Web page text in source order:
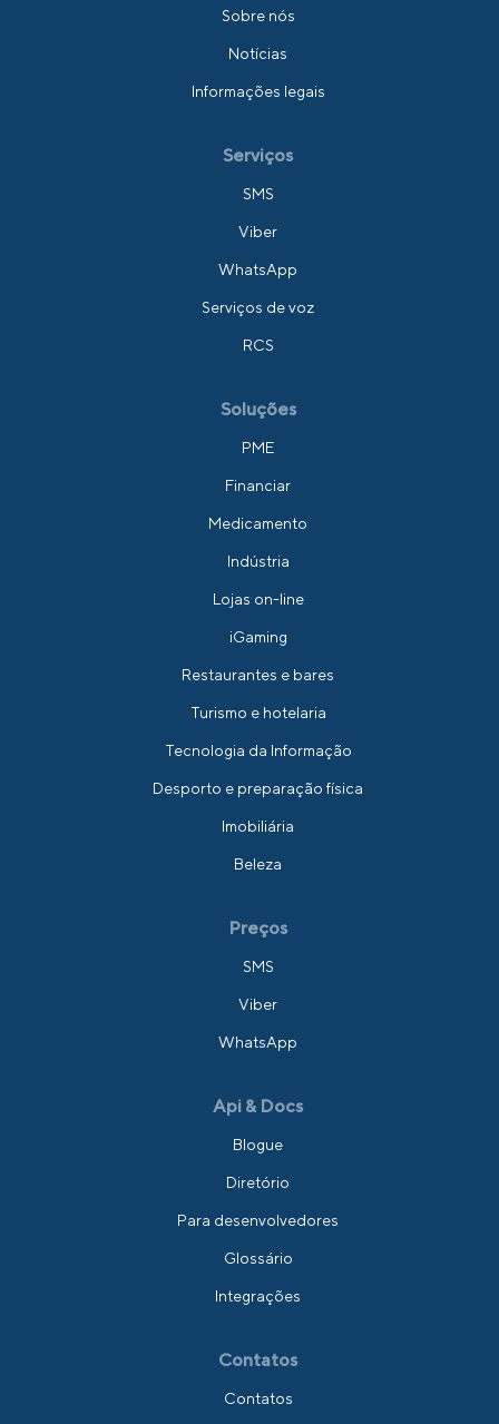
Sobre nós
Notícias
Informações legais
Serviços
SMS
Viber
WhatsApp
Serviços de voz
RCS
Soluções
PME
Financiar
Medicamento
Indústria
Lojas on-line
iGaming
Restaurantes e bares
Turismo e hotelaria
Tecnologia da Informação
Desporto e preparação física
Imobiliária
Beleza
Preços
SMS
Viber
WhatsApp
Api & Docs
Blogue
Diretório
Para desenvolvedores
Glossário
Integrações
Contatos
Contatos